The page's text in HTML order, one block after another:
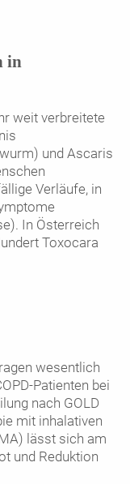
in
weit verbreitete
und Ascaris
Verläufe, in
In Österreich
Toxocara
wesentlich
Patienten bei
nach GOLD
mit inhalativen
lässt sich am
und Reduktion